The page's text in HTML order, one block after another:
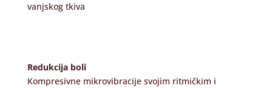
vanjskog tkiva
Redukcija boli
Kompresivne mikrovibracije svojim ritmičkim i